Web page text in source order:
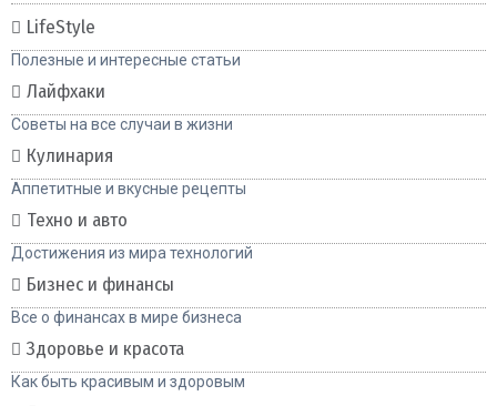
LifeStyle
Полезные и интересные статьи
Лайфхаки
Советы на все случаи в жизни
Кулинария
Аппетитные и вкусные рецепты
Техно и авто
Достижения из мира технологий
Бизнес и финансы
Все о финансах в мире бизнеса
Здоровье и красота
Как быть красивым и здоровым